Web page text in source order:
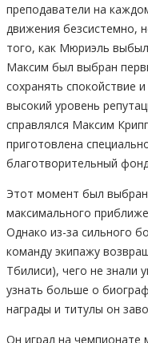
преподаватели на
движения безсистемно,
того, как Мюриэль
Максим был выбран
сохранять спокойствие
высокий уровень
справлялся Максим
приготовлена
благотворительный
Этот момент был
максимального
Однако из-за сильного
команду экипажу
Тбилиси), чего не знали
узнать больше о
награды и титулы он
Он играл на чемпионате